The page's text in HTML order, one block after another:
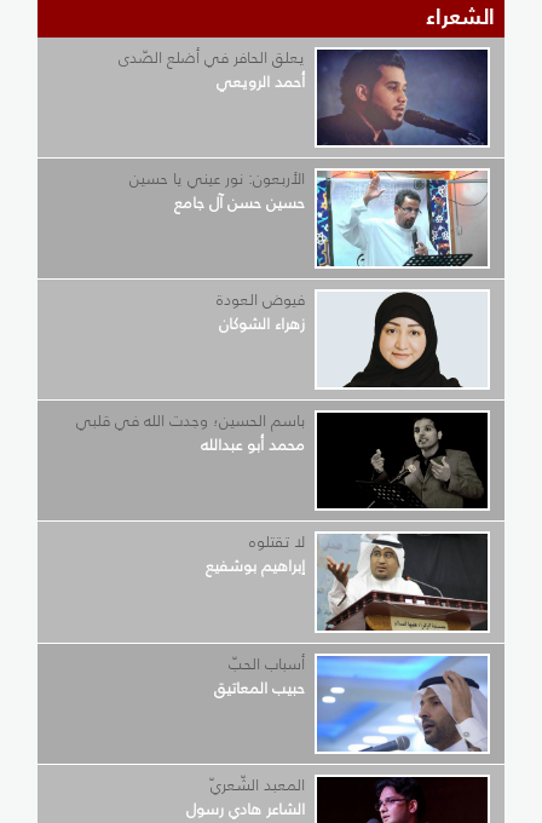
الشعراء
يعلق الحافر في أضلع الصّدى
أحمد الرويعي
الأربعون: نور عيني يا حسين
حسين حسن آل جامع
فيوض العودة
زهراء الشوكان
باسم الحسين؛ وجدت الله في قلبي
محمد أبو عبدالله
لا تقتلوه
إبراهيم بوشفيع
أسباب الحبّ
حبيب المعاتيق
المعبد الشّعريّ
الشاعر هادي رسول